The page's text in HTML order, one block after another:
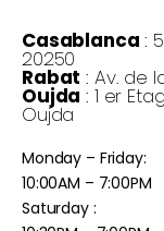
Casablanca :
20250
Rabat : Av. de
Oujda : 1 er
Oujda
Monday – Friday:
10:00AM – 7:00PM
Saturday :